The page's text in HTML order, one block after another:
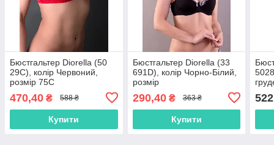
Бюстгальтер Diorella (50
29C), колір Червоний,
розмір 75C
470,40 ₴ 588 ₴
Купити
Бюстгальтер Diorella (33
691D), колір Чорно-Білий,
розмір
290,40₴ 363 ₴
Купити
522